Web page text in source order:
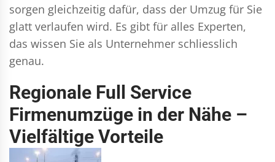
sorgen gleichzeitig dafür, dass der Umzug für Sie
glatt verlaufen wird. Es gibt für alles Experten,
das wissen Sie als Unternehmer schliesslich
genau.
Regionale Full Service
Firmenumzüge in der Nähe –
Vielfältige Vorteile